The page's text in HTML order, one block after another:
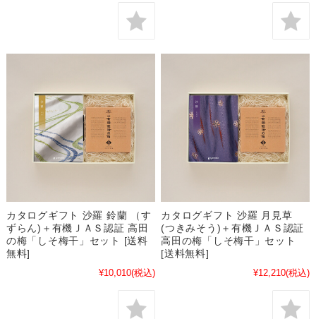
カタログギフト 沙羅 鈴蘭 （す
ずらん)＋有機ＪＡＳ認証 高田
の梅「しそ梅干」セット [送料
無料]
¥10,010(税込)
カタログギフト 沙羅 月見草
(つきみそう)＋有機ＪＡＳ認証
高田の梅「しそ梅干」セット
[送料無料]
¥12,210(税込)